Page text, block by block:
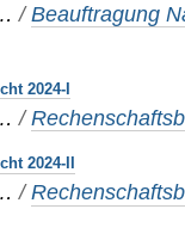
/Beauftragung
2024-I
/
2024-II
/